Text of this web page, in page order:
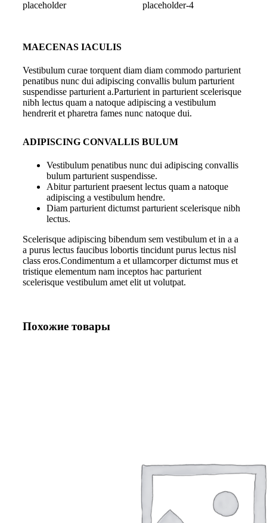
MAECENAS IACULIS
Vestibulum curae torquent diam diam commodo parturient
penatibus nunc dui adipiscing convallis bulum parturient
suspendisse parturient a.Parturient in parturient scelerisque
nibh lectus quam a natoque adipiscing a vestibulum
hendrerit et pharetra fames nunc natoque dui.
ADIPISCING CONVALLIS BULUM
Vestibulum penatibus nunc dui adipiscing convallis
bulum parturient suspendisse.
Abitur parturient praesent lectus quam a natoque
adipiscing a vestibulum hendre.
Diam parturient dictumst parturient scelerisque nibh
lectus.
Scelerisque adipiscing bibendum sem vestibulum et in a a
a purus lectus faucibus lobortis tincidunt purus lectus nisl
class eros.Condimentum a et ullamcorper dictumst mus et
tristique elementum nam inceptos hac parturient
scelerisque vestibulum amet elit ut volutpat.
Похожие товары